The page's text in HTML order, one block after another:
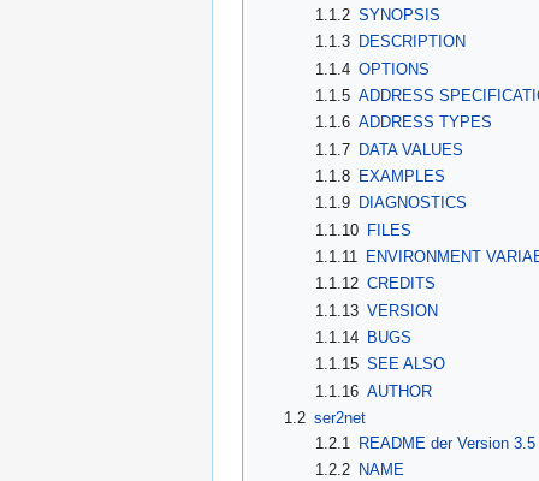
1.1.2 SYNOPSIS
1.1.3 DESCRIPTION
1.1.4 OPTIONS
1.1.5 ADDRESS
1.1.6 ADDRESS TYPES
1.1.7 DATA VALUES
1.1.8 EXAMPLES
1.1.9 DIAGNOSTICS
1.1.10 FILES
1.1.11
ENVIRONMENT
1.1.12 CREDITS
1.1.13 VERSION
1.1.14 BUGS
1.1.15 SEE ALSO
1.1.16 AUTHOR
1.2 ser2net
1.2.1
README der Version
1.2.2 NAME